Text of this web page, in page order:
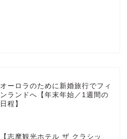
オーロラのために新婚旅行でフィ
ンランドへ【年末年始／1週間の
日程】
【志摩観光ホテル ザ クラシッ
HOTEL